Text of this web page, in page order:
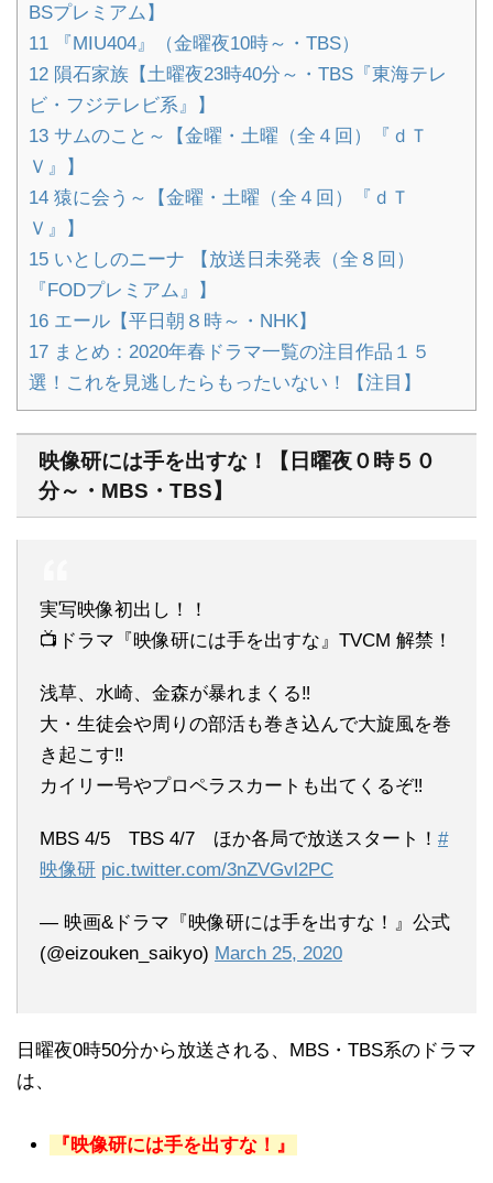
BSプレミアム】
11 『MIU404』（金曜夜10時～・TBS）
12 隕石家族【土曜夜23時40分～・TBS『東海テレ
ビ・フジテレビ系』】
13 サムのこと～【金曜・土曜（全４回）『ｄＴ
Ｖ』】
14 猿に会う～【金曜・土曜（全４回）『ｄＴ
Ｖ』】
15 いとしのニーナ 【放送日未発表（全８回）
『FODプレミアム』】
16 エール【平日朝８時～・NHK】
17 まとめ：2020年春ドラマ一覧の注目作品１５
選！これを見逃したらもったいない！【注目】
映像研には手を出すな！【日曜夜０時５０
分～・MBS・TBS】
実写映像初出し！！
📺ドラマ『映像研には手を出すな』TVCM 解禁！
浅草、水崎、金森が暴れまくる‼️
大・生徒会や周りの部活も巻き込んで大旋風を巻
き起こす‼️
カイリー号やプロペラスカートも出てくるぞ‼️
MBS 4/5 TBS 4/7 ほか各局で放送スタート！ #
映像研 pic.twitter.com/3nZVGvl2PC
— 映画&ドラマ『映像研には手を出すな！』公式
(@eizouken_saikyo) March 25, 2020
日曜夜0時50分から放送される、MBS・TBS系のドラマ
は、
『映像研には手を出すな！』